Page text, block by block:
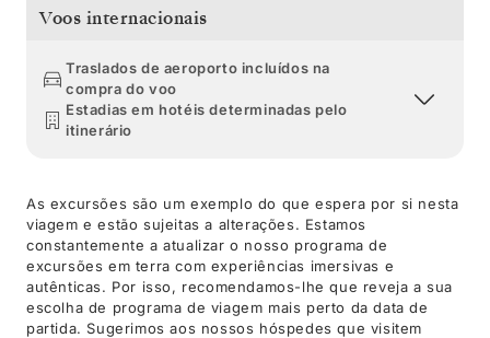
Voos internacionais
Traslados de aeroporto incluídos na
compra do voo
Estadias em hotéis determinadas pelo
itinerário
As excursões são um exemplo do que espera por si nesta
viagem e estão sujeitas a alterações. Estamos
constantemente a atualizar o nosso programa de
excursões em terra com experiências imersivas e
autênticas. Por isso, recomendamos-lhe que reveja a sua
escolha de programa de viagem mais perto da data de
partida. Sugerimos aos nossos hóspedes que visitem